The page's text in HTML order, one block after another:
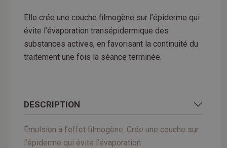
Elle crée une couche filmogène sur l’épiderme qui
évite l’évaporation transépidermique des
substances actives, en favorisant la continuité du
traitement une fois la séance terminée.
DESCRIPTION
Émulsion à l’effet filmogène. Crée une couche sur
l’épiderme qui évite l’évaporation